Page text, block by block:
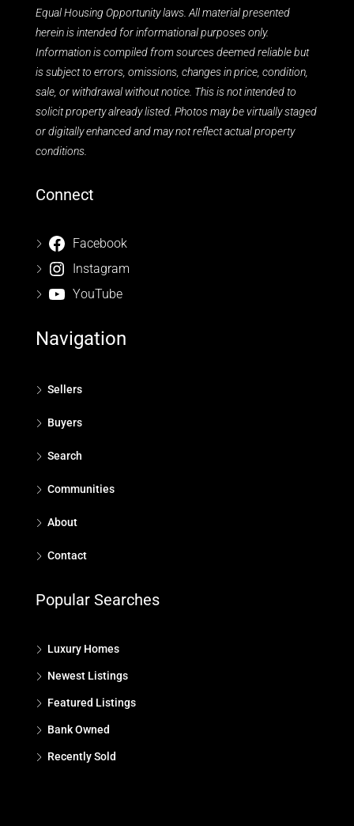
Equal Housing Opportunity laws. All material presented
herein is intended for informational purposes only.
Information is compiled from sources deemed reliable but
is subject to errors, omissions, changes in price, condition,
sale, or withdrawal without notice. This is not intended to
solicit property already listed. Photos may be virtually staged
or digitally enhanced and may not reflect actual property
conditions.
Connect
Facebook
Instagram
YouTube
Navigation
Sellers
Buyers
Search
Communities
About
Contact
Popular Searches
Luxury Homes
Newest Listings
Featured Listings
Bank Owned
Recently Sold